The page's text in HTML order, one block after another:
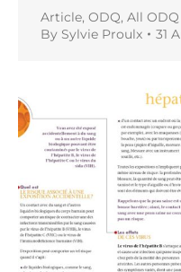
Article, ODQ, All
By Sylvie Proulx 31